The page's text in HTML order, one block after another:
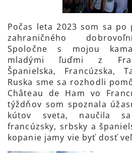
Počas leta 2023 som sa
zahraničného
Spoločne s mojou
mladými ľuďmi z
Španielska, Francúzska,
Ruska sme sa rozhodli
Château de Ham vo
týždňov som spoznala
kútov sveta, naučila
francúzsky, srbsky a
kopanie jamy vie byť dosť